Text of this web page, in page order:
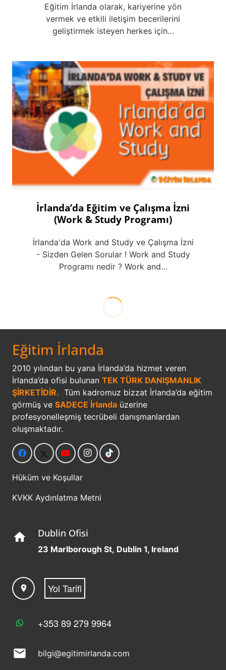
Eğitim İrlanda olarak, kariyerine yön
vermek ve etkili iletişim becerilerini
geliştirmek isteyen herkes için…
İrlanda’da Eğitim ve Çalışma İzni
(Work & Study Programı)
İrlanda'da Work and Study ve Çalışma İzni
- Sizden Gelen Sorular ! Work and Study
Programı nedir ? Work and…
Eğitim İrlanda
2010 yılından bu yana İrlanda’da hizmet veren
İrlanda’da ofisi bulunan TEK TÜRK DANIŞMANLIK
ŞİRKETİDİR. Tüm kadromuz bizzat İrlanda’da eğitim
görmüş ve SADECE İrlanda üzerine
profesyonelleşmiş tecrübeli danışmanlardan
oluşmaktadır.
Hüküm ve Koşullar
KVKK Aydınlatma Metni
home Dublin Ofisi
23 Marlborough St, Dublin 1, Ireland
location_on Yol Tarifi
+353 89 279 9964
mail bilgi@egitimirlanda.com